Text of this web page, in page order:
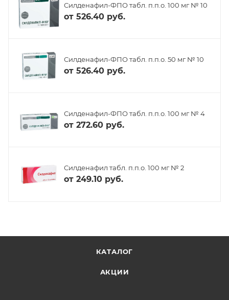
Силденафил-ФПО табл. п.п.о. 100 мг № 10
от 526.40 руб.
Силденафил-ФПО табл. п.п.о. 50 мг № 10
от 526.40 руб.
Силденафил-ФПО табл. п.п.о. 100 мг № 4
от 272.60 руб.
Силденафил табл. п.п.о. 100 мг № 2
от 249.10 руб.
КАТАЛОГ
АКЦИИ